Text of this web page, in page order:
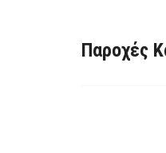
Παροχές